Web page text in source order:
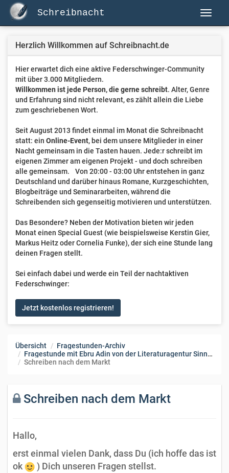
Schreibnacht
Herzlich Willkommen auf Schreibnacht.de
Hier erwartet dich eine aktive Federschwinger-Community
mit über 3.000 Mitgliedern.
Willkommen ist jede Person, die gerne schreibt. Alter, Genre
und Erfahrung sind nicht relevant, es zählt allein die Liebe
zum geschriebenen Wort.
Seit August 2013 findet einmal im Monat die Schreibnacht
statt: ein Online-Event, bei dem unsere Mitglieder in einer
Nacht gemeinsam in die Tasten hauen. Jede:r schreibt im
eigenen Zimmer am eigenen Projekt - und doch schreiben
alle gemeinsam. Von 20:00 - 03:00 Uhr entstehen in ganz
Deutschland und darüber hinaus Romane, Kurzgeschichten,
Blogbeiträge und Seminararbeiten, während die
Schreibenden sich gegenseitig motivieren und unterstützen.
Das Besondere? Neben der Motivation bieten wir jeden
Monat einen Special Guest (wie beispielsweise Kerstin Gier,
Markus Heitz oder Cornelia Funke), der sich eine Stunde lang
deinen Fragen stellt.
Sei einfach dabei und werde ein Teil der nachtaktiven
Federschwinger:
Jetzt kostenlos registrieren!
Übersicht
Fragestunden-Archiv
Fragestunde mit Ebru Adin von der Literaturagentur Sinnhöfer
Schreiben nach dem Markt
Schreiben nach dem Markt
Hallo,
erst einmal vielen Dank, dass Du (ich hoffe das ist
ok
) Dich unseren Fragen stellst.